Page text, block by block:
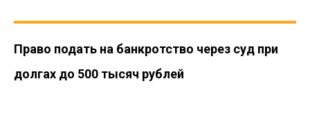
Право подать на банкротство через суд при
долгах до 500 тысяч рублей